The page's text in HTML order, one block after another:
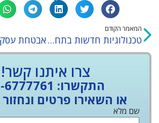
המאמר הקודם
טכנולוגיות חדשות בתחום האבטחה
צרו איתנו קשר!
התקשרו: 03-6777761
או השאירו פרטים
שם מלא